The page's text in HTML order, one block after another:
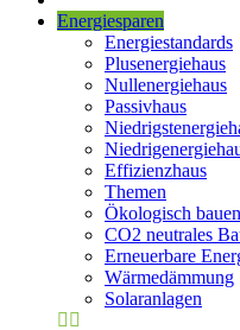
Energiesparen
Energiestandards
Plusenergiehaus
Nullenergiehaus
Passivhaus
Effizienzhaus
Themen
Ökologisch bauen
CO2 neutrales
Erneuerbare
Wärmedämmung
Solaranlagen